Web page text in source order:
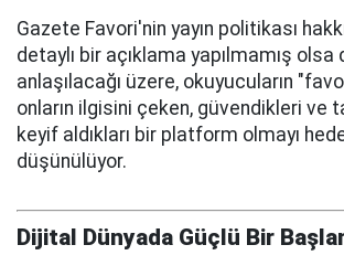
Gazete Favori'nin yayın politikası
detaylı bir açıklama yapılmamış olsa
anlaşılacağı üzere, okuyucuların
onların ilgisini çeken, güvendikleri ve
keyif aldıkları bir platform olmayı
düşünülüyor.
Dijital Dünyada Güçlü Bir